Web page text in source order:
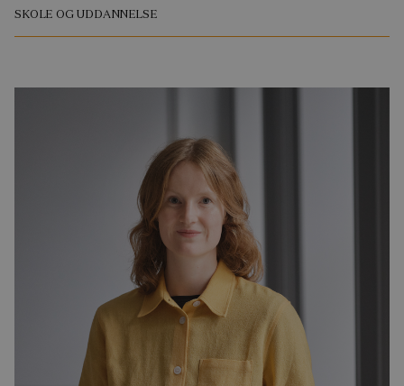
SKOLE OG UDDANNELSE